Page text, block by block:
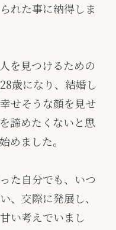
れた事に納得しま
を見つけるための
歳になり、結婚し
せそうな顔を見せ
諦めたくないと思
めました。
た自分でも、いつ
、交際に発展し、
い考えでいまし